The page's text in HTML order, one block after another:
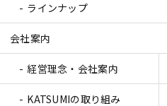
ラインナップ
会社案内
経営理念・会社案内
KATSUMIの取り組み